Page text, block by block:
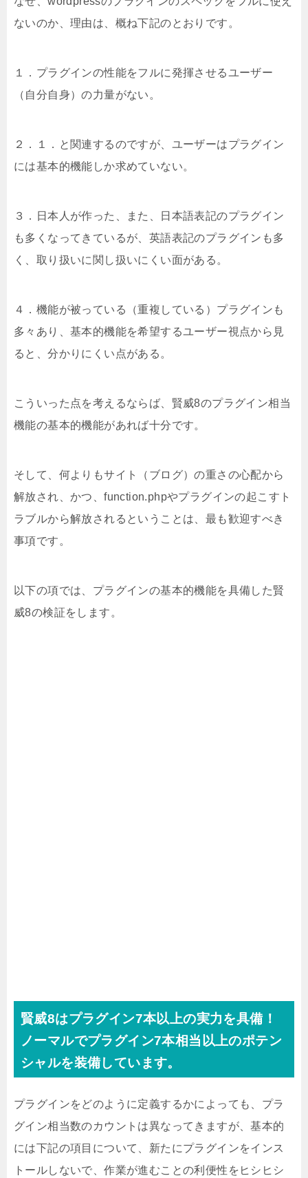
ないのか、理由は、概ね下記のとおりです。
１．プラグインの性能をフルに発揮させるユーザー
（自分自身）の力量がない。
２．１．と関連するのですが、ユーザーはプラグイン
には基本的機能しか求めていない。
３．日本人が作った、また、日本語表記のプラグイン
も多くなってきているが、英語表記のプラグインも多
く、取り扱いに関し扱いにくい面がある。
４．機能が被っている（重複している）プラグインも
多々あり、基本的機能を希望するユーザー視点から見
ると、分かりにくい点がある。
こういった点を考えるならば、賢威8のプラグイン相当
機能の基本的機能があれば十分です。
そして、何よりもサイト（ブログ）の重さの心配から
解放され、かつ、function.phpやプラグインの起こすト
ラブルから解放されるということは、最も歓迎すべき
事項です。
以下の項では、プラグインの基本的機能を具備した賢
威8の検証をします。
賢威8はプラグイン7本以上の実力を具備！
ノーマルでプラグイン7本相当以上のポテン
シャルを装備しています。
プラグインをどのように定義するかによっても、プラ
グイン相当数のカウントは異なってきますが、基本的
には下記の項目について、新たにプラグインをインス
トールしないで、作業が進むことの利便性をヒシヒシ